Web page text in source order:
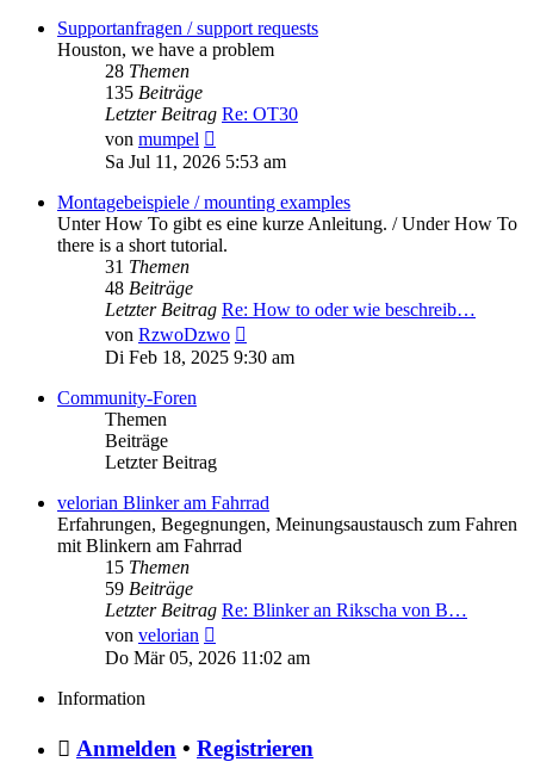
Supportanfragen / support requests
Houston, we have a problem
28 Themen
135 Beiträge
Letzter Beitrag Re: OT30
von mumpel
Beitrag
Sa Jul 11, 2026 5:53 am
Montagebeispiele / mounting examples
Unter How To gibt es eine kurze Anleitung. / Under How To
there is a short tutorial.
31 Themen
48 Beiträge
Letzter Beitrag Re: How to oder wie beschreib…
von RzwoDzwo
Beitrag
Di Feb 18, 2025 9:30 am
Community-Foren
Themen
Beiträge
Letzter Beitrag
velorian Blinker am Fahrrad
Erfahrungen, Begegnungen, Meinungsaustausch zum Fahren
mit Blinkern am Fahrrad
15 Themen
59 Beiträge
Letzter Beitrag Re: Blinker an Rikscha von B…
von velorian
Beitrag
Do Mär 05, 2026 11:02 am
Information
Anmelden • Registrieren